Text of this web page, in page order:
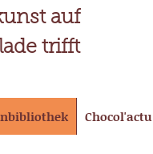
auf
trifft
Chocol'actu